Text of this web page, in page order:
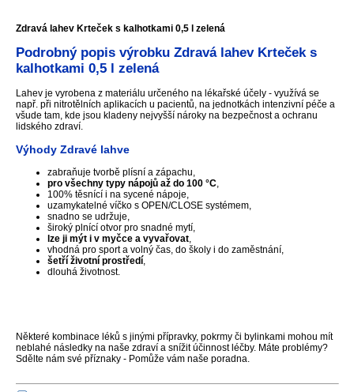
Zdravá lahev Krteček s kalhotkami 0,5 l zelená
Podrobný popis výrobku Zdravá lahev Krteček s
kalhotkami 0,5 l zelená
Lahev je vyrobena z materiálu určeného na lékařské účely - využívá se
např. při nitrotělních aplikacích u pacientů, na jednotkách intenzivní péče a
všude tam, kde jsou kladeny nejvyšší nároky na bezpečnost a ochranu
lidského zdraví.
Výhody Zdravé lahve
zabraňuje tvorbě plísní a zápachu,
pro všechny typy nápojů až do 100 °C,
100% těsnící i na sycené nápoje,
uzamykatelné víčko s OPEN/CLOSE systémem,
snadno se udržuje,
široký plnící otvor pro snadné mytí,
lze ji mýt i v myčce a vyvařovat,
vhodná pro sport a volný čas, do školy i do zaměstnání,
šetří životní prostředí,
dlouhá životnost.
Některé kombinace léků s jinými přípravky, pokrmy či bylinkami mohou mít
neblahé následky na naše zdraví a snížit účinnost léčby. Máte problémy?
Sdělte nám své příznaky - Pomůže vám naše poradna.